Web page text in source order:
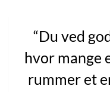
“Du ved
hvor mange
rummer et